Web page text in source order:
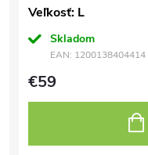
Veľkosť: L
Skladom
EAN: 1200138404414
€59